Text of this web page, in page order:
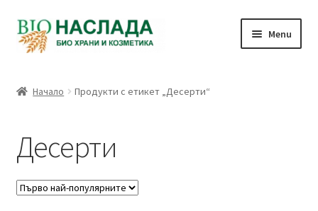
Skip
to
Skip
to
Menu
Плащане
Връзка с нас
Начало Продукти с етикет „Десерти“
Десерти